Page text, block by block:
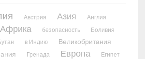
Австрия Азия Англия
Африка безопасность
Боливия
в Индию
Великобритания
Гренада Европа Египет